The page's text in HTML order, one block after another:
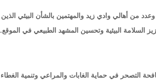
من أهالي وادي زيد والمهتمين بالشأن البيئي الذين
السلامة البيئية وتحسين المشهد الطبيعي في الموقع.
التصحر في حماية الغابات والمراعي وتنمية الغطاء